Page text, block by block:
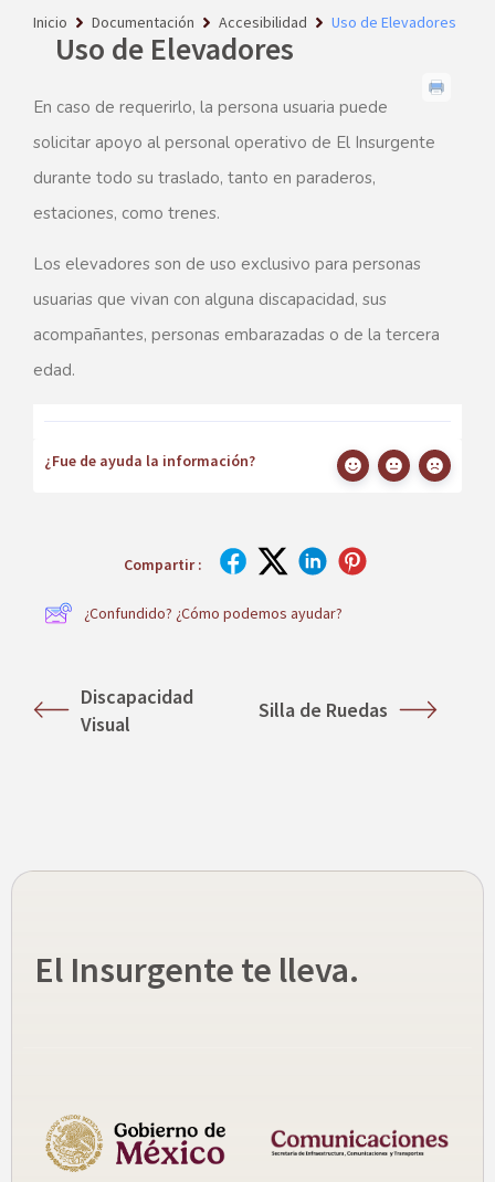
Inicio Documentación Accesibilidad Uso de Elevadores
Uso de Elevadores
En caso de requerirlo, la persona usuaria puede
solicitar apoyo al personal operativo de El Insurgente
durante todo su traslado, tanto en paraderos,
estaciones, como trenes.
Los elevadores son de uso exclusivo para personas
usuarias que vivan con alguna discapacidad, sus
acompañantes, personas embarazadas o de la tercera
edad.
¿Fue de ayuda la información?
Compartir :
¿Confundido? ¿Cómo podemos ayudar?
Discapacidad
Visual
Silla de Ruedas
El Insurgente te lleva.